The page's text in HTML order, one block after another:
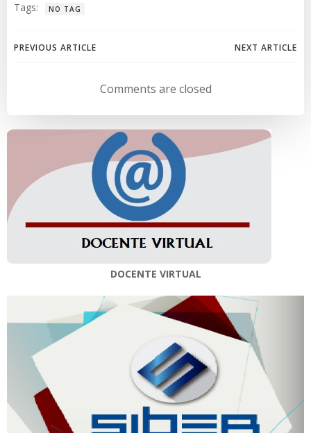
Tags: NO TAG
Navegación
entradas
PREVIOUS ARTICLE
Navegación
de
entradas
NEXT ARTICLE
Comments are closed
DOCENTE VIRTUAL